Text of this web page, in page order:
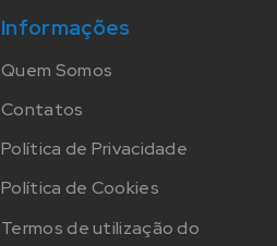
Informações
Quem Somos
Contatos
Política de Privacidade
Política de Cookies
Termos de utilização do